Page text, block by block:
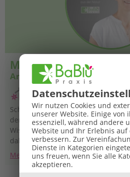
Wir nutzen Cookies und
unserer Website. Einige von
essenziell, während andere
Website und Ihr Erlebnis auf
verbessern. Zur
Dienste in Kategorien
uns freuen, wenn Sie alle
akzeptieren.
Melk im Mostviertel
Anita Landstetter
Schon seit meiner Kindheit bin ich
der Pflanzenwelt verbunden. Mit
Wissen über Heil- und
dabei auch in die Welt der
genauen Beobachten von Pflanzen
ihre Signaturen wahrgenommen
die Pflanzenkräfte gezielt
Mehr Informationen